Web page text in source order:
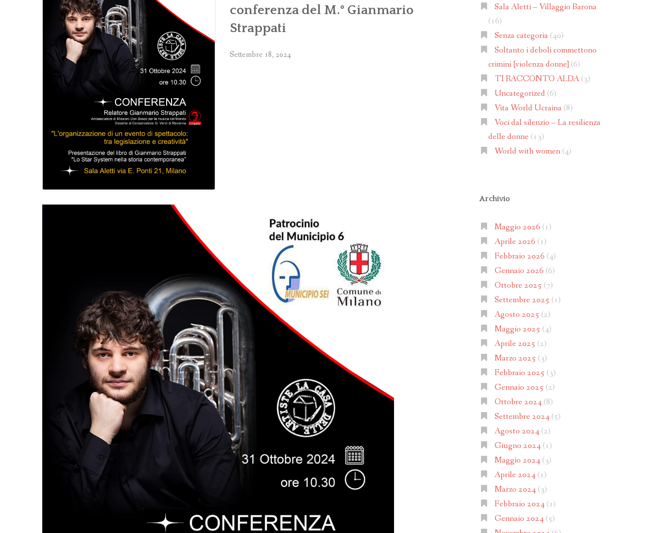
conferenza del M.° Gianmario
Strappati
Settembre 18, 2024
Sala Aletti – Villaggio Barona
(16)
Senza categoria (40)
Soltanto i deboli commettono
crimini [violenza donne] (6)
TI RACCONTO ALDA(3)
Uncategorized (6)
Vita World Ucraina (8)
Voci dal silenzio – La resilienza
delle donne (13)
World with women(4)
Archivio
Maggio 2026 (1)
Aprile 2026 (1)
Febbraio 2026 (4)
Gennaio 2026 (6)
Ottobre 2025 (7)
Settembre 2025 (1)
Agosto 2025 (2)
Maggio 2025 (4)
Aprile 2025 (2)
Marzo 2025 (3)
Febbraio 2025 (3)
Gennaio 2025 (2)
Ottobre 2024(8)
Settembre 2024(5)
Agosto 2024(2)
Giugno 2024(1)
Maggio 2024(3)
Aprile 2024(1)
Marzo 2024(3)
Febbraio 2024(1)
Gennaio 2024(5)